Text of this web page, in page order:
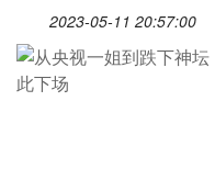
2023-05-11 20:57:00